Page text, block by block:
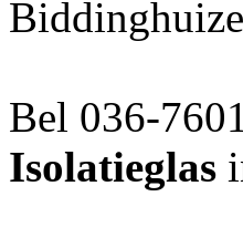
Bel 036-
Isolatieglas